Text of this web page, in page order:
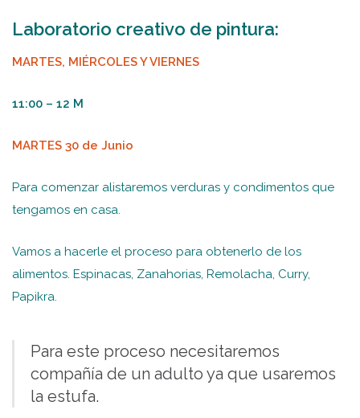
Laboratorio creativo de pintura:
MARTES, MIÉRCOLES Y VIERNES
11:00 – 12 M
MARTES 30 de Junio
Para comenzar alistaremos verduras y condimentos que
tengamos en casa.
Vamos a hacerle el proceso para obtenerlo de los
alimentos. Espinacas, Zanahorias, Remolacha, Curry,
Papikra.
Para este proceso necesitaremos
compañía de un adulto ya que usaremos
la estufa.